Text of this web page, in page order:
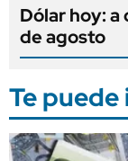
Dólar hoy:
de agosto
Te